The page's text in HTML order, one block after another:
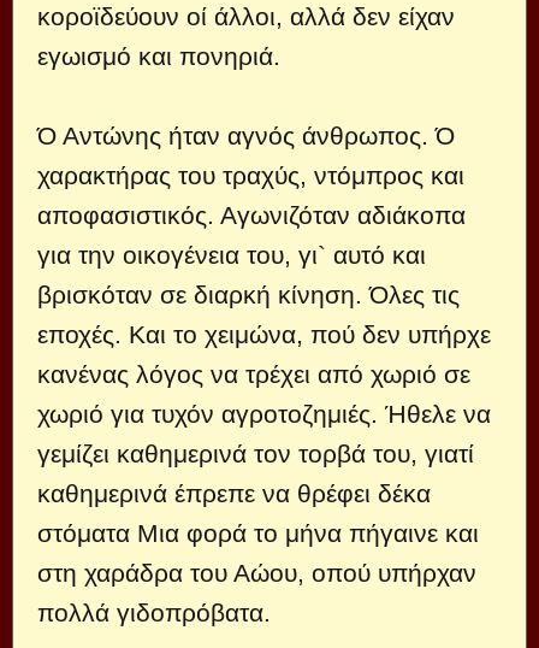
κοροϊδεύουν οί άλλοι, αλλά δεν είχαν
εγωισμό και πονηριά.
Ό Αντώνης ήταν αγνός άνθρωπος. Ό
χαρακτήρας του τραχύς, ντόμπρος και
αποφασιστικός. Αγωνιζόταν αδιάκοπα
για την οικογένεια του, γι` αυτό και
βρισκόταν σε διαρκή κίνηση. Όλες τις
εποχές. Και το χειμώνα, πού δεν υπήρχε
κανένας λόγος να τρέχει από χωριό σε
χωριό για τυχόν αγροτοζημιές. Ήθελε να
γεμίζει καθημερινά τον τορβά του, γιατί
καθημερινά έπρεπε να θρέφει δέκα
στόματα Μια φορά το μήνα πήγαινε και
στη χαράδρα του Αώου, οπού υπήρχαν
πολλά γιδοπρόβατα.